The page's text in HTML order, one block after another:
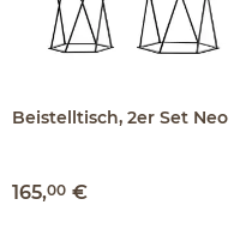
Beistelltisch, 2er Set Neo
165,00 €